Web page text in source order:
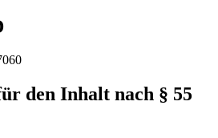
den Inhalt nach § 55